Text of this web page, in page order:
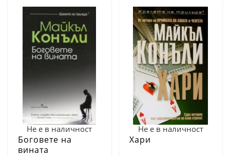
Не е в наличност
Боговете на
вината
Не е в наличност
Хари